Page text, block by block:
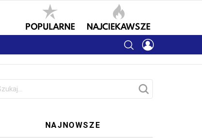
POPULARNE NAJCIEKAWSZE
SEARCH
NAJNOWSZE